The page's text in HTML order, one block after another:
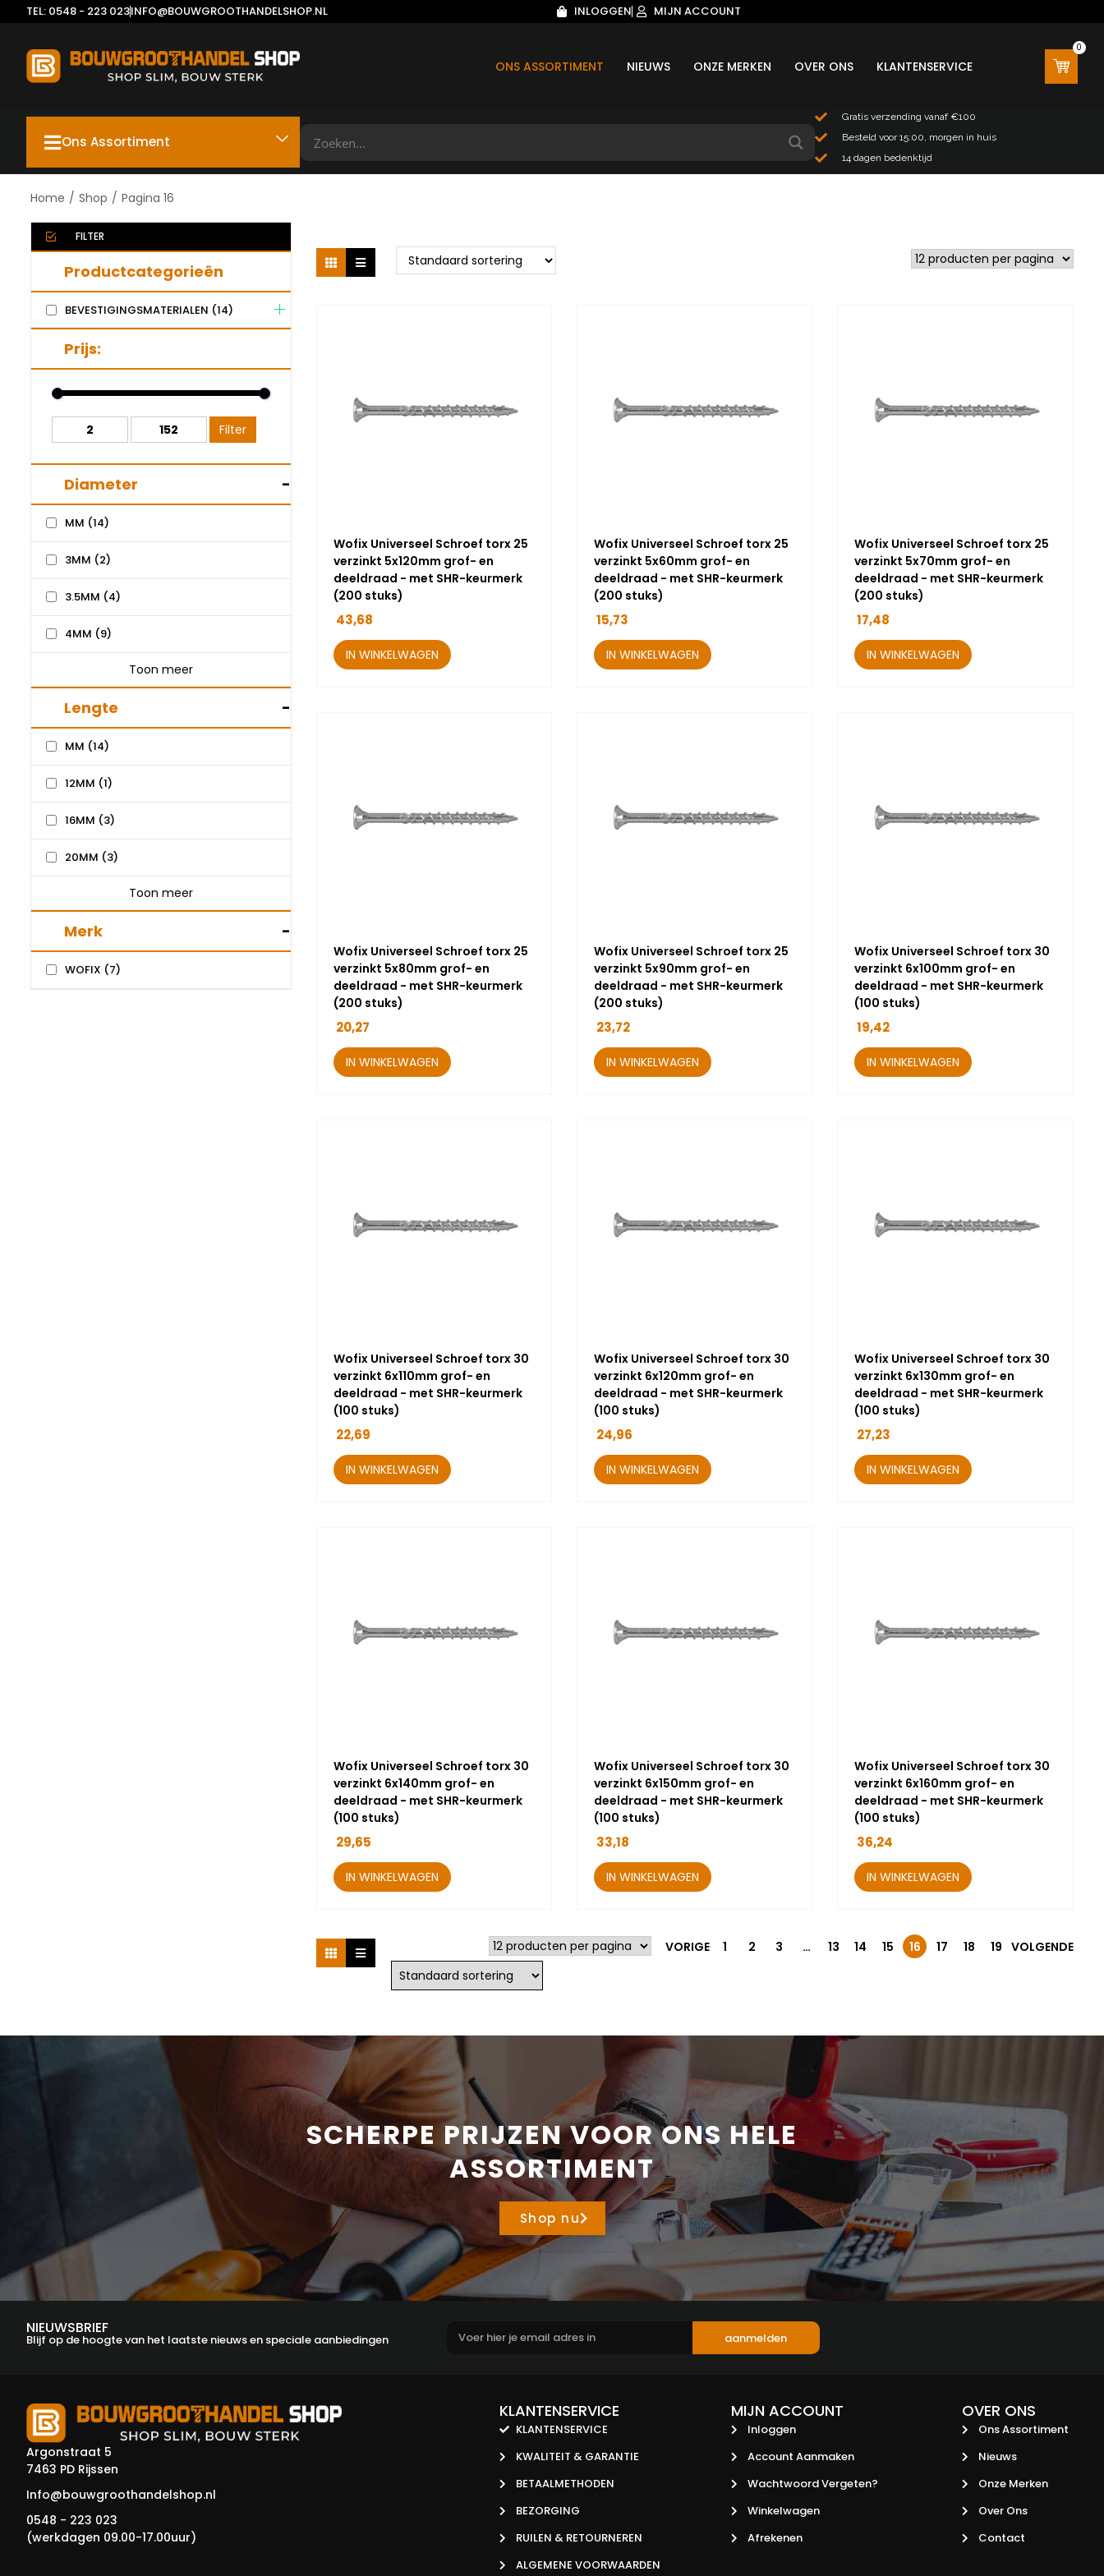
TEL: 0548 - 223 023INFO@BOUWGROOTHANDELSHOP.NL INLOGGEN MIJN ACCOUNT
ONS ASSORTIMENT NIEUWS ONZE MERKEN OVER ONS KLANTENSERVICE
0
Ons Assortiment
Gratis verzending vanaf €100
Besteld voor 15:00, morgen in huis
14 dagen bedenktijd
Home / Shop / Pagina 16
Wofix Universeel Schroef torx 25
verzinkt 5x120mm grof- en
deeldraad - met SHR-keurmerk
(200 stuks)
43,68
IN WINKELWAGEN
Wofix Universeel Schroef torx 25
verzinkt 5x60mm grof- en
deeldraad - met SHR-keurmerk
(200 stuks)
15,73
IN WINKELWAGEN
Wofix Universeel Schroef torx 25
verzinkt 5x70mm grof- en
deeldraad - met SHR-keurmerk
(200 stuks)
17,48
IN WINKELWAGEN
Wofix Universeel Schroef torx 25
verzinkt 5x80mm grof- en
deeldraad - met SHR-keurmerk
(200 stuks)
20,27
IN WINKELWAGEN
Wofix Universeel Schroef torx 25
verzinkt 5x90mm grof- en
deeldraad - met SHR-keurmerk
(200 stuks)
23,72
IN WINKELWAGEN
Wofix Universeel Schroef torx 30
verzinkt 6x100mm grof- en
deeldraad - met SHR-keurmerk
(100 stuks)
19,42
IN WINKELWAGEN
Wofix Universeel Schroef torx 30
verzinkt 6x110mm grof- en
deeldraad - met SHR-keurmerk
(100 stuks)
22,69
IN WINKELWAGEN
Wofix Universeel Schroef torx 30
verzinkt 6x120mm grof- en
deeldraad - met SHR-keurmerk
(100 stuks)
24,96
IN WINKELWAGEN
Wofix Universeel Schroef torx 30
verzinkt 6x130mm grof- en
deeldraad - met SHR-keurmerk
(100 stuks)
27,23
IN WINKELWAGEN
Wofix Universeel Schroef torx 30
verzinkt 6x140mm grof- en
deeldraad - met SHR-keurmerk
(100 stuks)
29,65
IN WINKELWAGEN
Wofix Universeel Schroef torx 30
verzinkt 6x150mm grof- en
deeldraad - met SHR-keurmerk
(100 stuks)
33,18
IN WINKELWAGEN
Wofix Universeel Schroef torx 30
verzinkt 6x160mm grof- en
deeldraad - met SHR-keurmerk
(100 stuks)
36,24
IN WINKELWAGEN
VORIGE 1 2 3 … 13 14 15 16 17 18 19 VOLGENDE
FILTER
Productcategorieën
BEVESTIGINGSMATERIALEN (14)
Prijs:
Filter
Diameter -
MM (14)
3MM (2)
3.5MM (4)
4MM (9)
Toon meer
Lengte -
MM (14)
12MM (1)
16MM (3)
20MM (3)
Toon meer
Merk -
WOFIX (7)
SCHERPE PRIJZEN VOOR ONS HELE
ASSORTIMENT
Shop nu
NIEUWSBRIEF
Blijf op de hoogte van het laatste nieuws en speciale aanbiedingen aanmelden
Argonstraat 5
7463 PD Rijssen
Info@bouwgroothandelshop.nl
0548 - 223 023
(werkdagen 09.00-17.00uur)
KLANTENSERVICE
KLANTENSERVICE
KWALITEIT & GARANTIE
BETAALMETHODEN
BEZORGING
RUILEN & RETOURNEREN
ALGEMENE VOORWAARDEN
MIJN ACCOUNT
Inloggen
Account Aanmaken
Wachtwoord Vergeten?
Winkelwagen
Afrekenen
OVER ONS
Ons Assortiment
Nieuws
Onze Merken
Over Ons
Contact